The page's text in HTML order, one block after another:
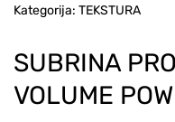
Kategorija: TEKSTURA
SUBRINA
VOLUME